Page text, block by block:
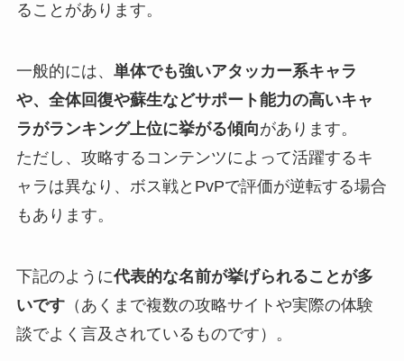
ることがあります。
一般的には、 単体でも強いアタッカー系キャラ
や、全体回復や蘇生などサポート能力の高いキャ
ラがランキング上位に挙がる傾向があります。
ただし、攻略するコンテンツによって活躍するキ
ャラは異なり、ボス戦とPvPで評価が逆転する場合
もあります。
下記のように代表的な名前が挙げられることが多
いです（あくまで複数の攻略サイトや実際の体験
談でよく言及されているものです）。